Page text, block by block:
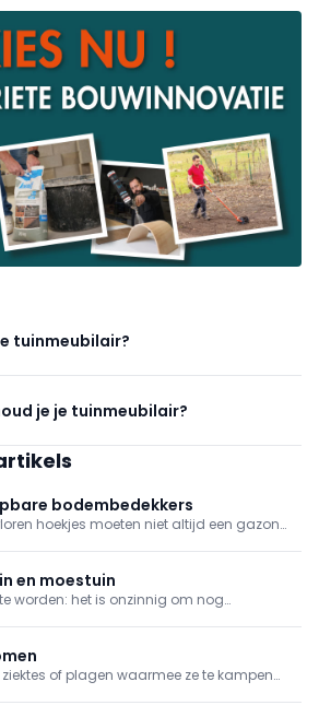
tuinmeubilair?
je je tuinmeubilair?
bodembedekkers
hoekjes moeten niet altijd een gazon
precies, leggen we je graag uit.
en moestuin
worden: het is onzinnig om nog
regenwater op te vangen.
of plagen waarmee ze te kampen